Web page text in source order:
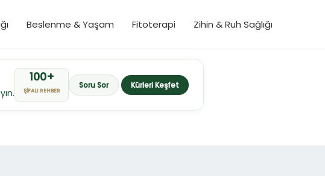
Beslenme & Yaşam Fitoterapi Zihin & Ruh Sağlığı
100+
ŞİFALI REHBER
Soru Sor Kürleri Keşfet